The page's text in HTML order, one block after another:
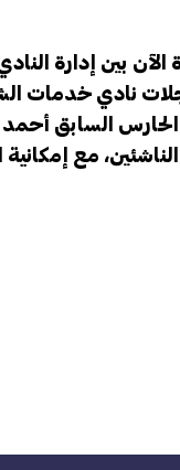
بين إدارة
نادي خدمات
السابق أحمد
مع إمكانية